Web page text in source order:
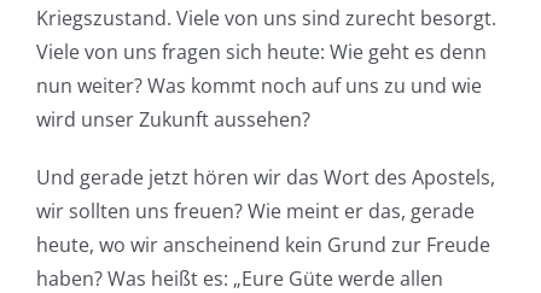
Kriegszustand. Viele von uns sind zurecht besorgt.
Viele von uns fragen sich heute: Wie geht es denn
nun weiter? Was kommt noch auf uns zu und wie
wird unser Zukunft aussehen?
Und gerade jetzt hören wir das Wort des Apostels,
wir sollten uns freuen? Wie meint er das, gerade
heute, wo wir anscheinend kein Grund zur Freude
haben? Was heißt es: „Eure Güte werde allen